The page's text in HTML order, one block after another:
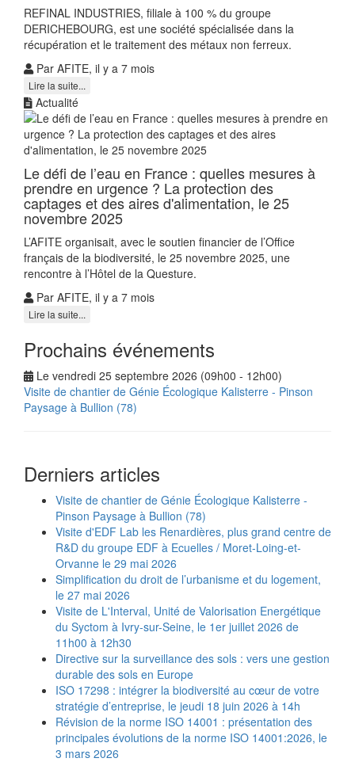
REFINAL INDUSTRIES, filiale à 100 % du groupe
DERICHEBOURG, est une société spécialisée dans la
récupération et le traitement des métaux non ferreux.
Par AFITE, il y a 7 mois
Lire la suite...
Actualité
Le défi de l’eau en France : quelles mesures à
prendre en urgence ? La protection des
captages et des aires d'alimentation, le 25
novembre 2025
L’AFITE organisait, avec le soutien financier de l’Office
français de la biodiversité, le 25 novembre 2025, une
rencontre à l’Hôtel de la Questure.
Par AFITE, il y a 7 mois
Lire la suite...
Prochains événements
Le vendredi 25 septembre 2026 (09h00 - 12h00)
Visite de chantier de Génie Écologique Kalisterre - Pinson
Paysage à Bullion (78)
Derniers articles
Visite de chantier de Génie Écologique Kalisterre -
Pinson Paysage à Bullion (78)
Visite d'EDF Lab les Renardières, plus grand centre de
R&D du groupe EDF à Ecuelles / Moret-Loing-et-
Orvanne le 29 mai 2026
Simplification du droit de l’urbanisme et du logement,
le 27 mai 2026
Visite de L'Interval, Unité de Valorisation Energétique
du Syctom à Ivry-sur-Seine, le 1er juillet 2026 de
11h00 à 12h30
Directive sur la surveillance des sols : vers une gestion
durable des sols en Europe
ISO 17298 : intégrer la biodiversité au cœur de votre
stratégie d’entreprise, le jeudi 18 juin 2026 à 14h
Révision de la norme ISO 14001 : présentation des
principales évolutions de la norme ISO 14001:2026, le
3 mars 2026